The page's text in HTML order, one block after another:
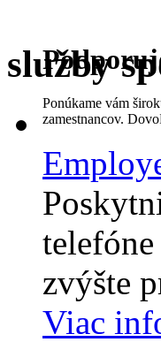
Ponúkame vám
zamestnancov.
služby
zvýšte
Viac